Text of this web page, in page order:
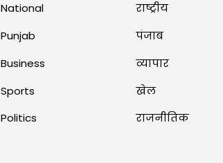
National
Punjab
Business
Sports
Politics
राष्ट्रीय
पंजाब
व्यापार
खेल
राजनीतिक